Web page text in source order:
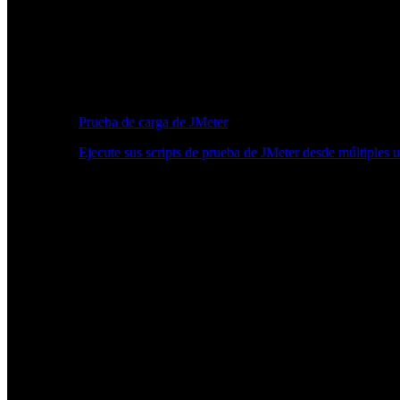
Prueba de carga de JMeter
Ejecute sus scripts de prueba de JMeter desde múltiples